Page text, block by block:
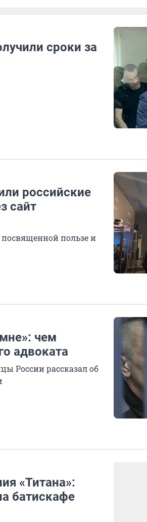
сроки за
российские
сайт
пользе и
чем
адвоката
России рассказал об
«Титана»:
батискафе